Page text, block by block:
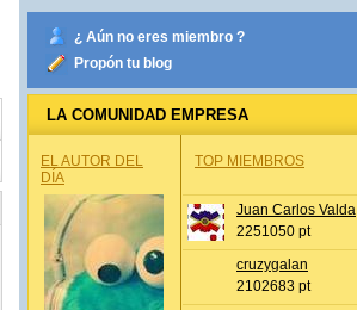
¿ Aún no eres miembro ?
Propón tu blog
LA COMUNIDAD EMPRESA
EL AUTOR DEL
DÍA
TOP MIEMBROS
Juan Carlos Valda
2251050 pt
cruzygalan
2102683 pt